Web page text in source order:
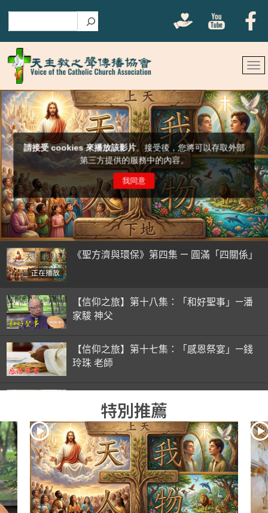
正在播放
《聖方濟與環保》第四集 — 圓滿「四關係」
【信仰之旅】第十八集：「和好聖事」—潘
家駿 神父
【信仰之旅】第十七集：「感恩祭宴」—錢
玲珠 老師
錢玲珠 老師
【信仰之旅】第十五集：「入門聖事」—錢
玲珠 老師
【信仰之旅】第十四集：「天主十誡(下)」
—金毓瑋 神父
特別推薦